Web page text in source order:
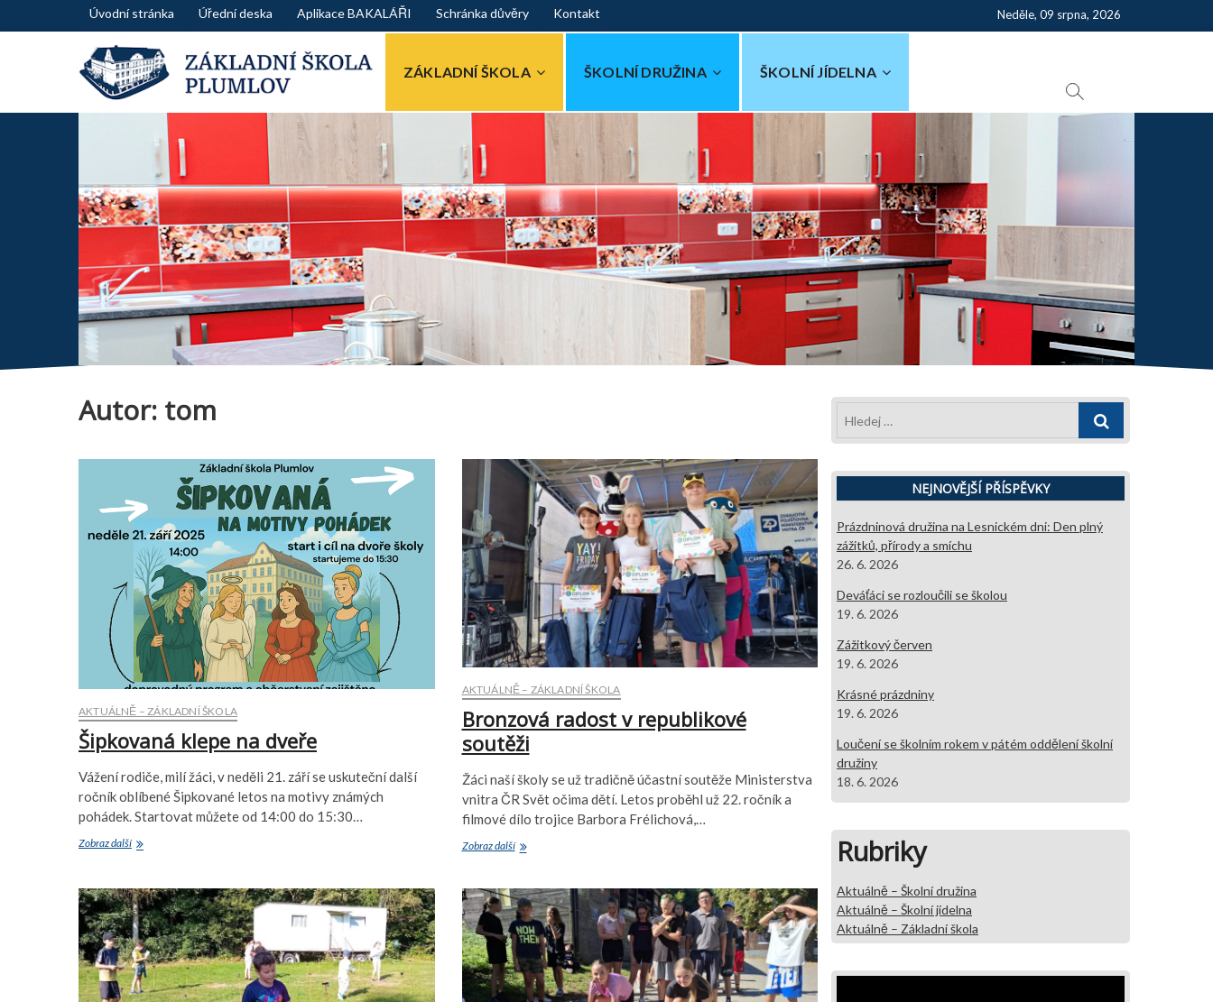
to
Úvodní stránka Úřední deska Aplikace BAKALÁŘI Schránka důvěry Kontakt Neděle, 09 srpna, 2026
ZÁKLADNÍ ŠKOLA ŠKOLNÍ DRUŽINA ŠKOLNÍ JÍDELNA
Autor: tom
AKTUÁLNĚ – ZÁKLADNÍ ŠKOLA
Šipkovaná klepe na dveře
Vážení rodiče, milí žáci, v neděli 21. září se uskuteční další
ročník oblíbené Šipkované letos na motivy známých
pohádek. Startovat můžete od 14:00 do 15:30…
Zobraz dalšíŠipkovaná
dveře
AKTUÁLNĚ – ZÁKLADNÍ ŠKOLA
Bronzová radost v republikové
soutěži
Žáci naší školy se už tradičně účastní soutěže Ministerstva
vnitra ČR Svět očima dětí. Letos proběhl už 22. ročník a
filmové dílo trojice Barbora Frélichová,…
Zobraz dalšíBronzová
soutěži
Hledej
NEJNOVĚJŠÍ PŘÍSPĚVKY
Prázdninová družina na Lesnickém dni: Den plný
zážitků, přírody a smíchu
26. 6. 2026
Deváťáci se rozloučili se školou
19. 6. 2026
Zážitkový červen
19. 6. 2026
Krásné prázdniny
19. 6. 2026
Loučení se školním rokem v pátém oddělení školní
družiny
18. 6. 2026
Rubriky
Aktuálně – Školní družina
Aktuálně – Školní jídelna
Aktuálně – Základní škola